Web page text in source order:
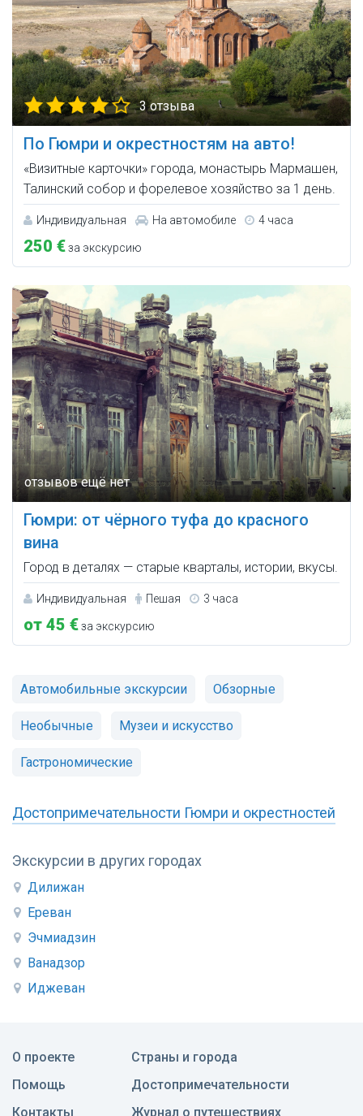
Экскурсии в других городах
Дилижан
Ереван
Эчмиадзин
Ванадзор
Иджеван
3 отзыва
По Гюмри и окрестностям на авто!
«Визитные карточки» города, монастырь Мармашен,
Талинский собор и форелевое хозяйство за 1 день.
Индивидуальная На автомобиле 4 часа
250 €за экскурсию
Гюмри: от чёрного туфа до красного
вина
Город в деталях — старые кварталы, истории, вкусы.
Индивидуальная Пешая 3 часа
от 45 €за экскурсию
Автомобильные экскурсии Обзорные
Необычные Музеи и искусство
Гастрономические
Достопримечательности Гюмри и окрестностей
О проекте
Помощь
Контакты
Страны и города
Достопримечательности
Журнал о путешествиях